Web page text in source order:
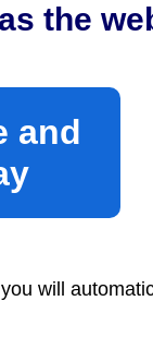
the
and
will
）